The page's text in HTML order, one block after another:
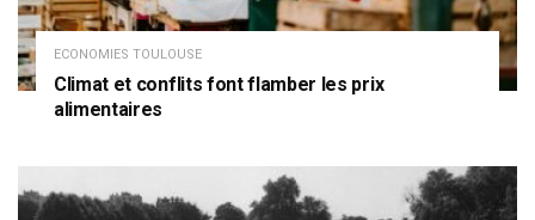
ECONOMIES TOULOUSE
Climat et conflits font flamber les prix
alimentaires